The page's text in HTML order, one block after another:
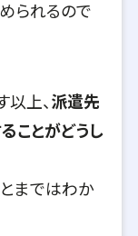
られるので
上、 派遣先
ことがどうし
まではわか